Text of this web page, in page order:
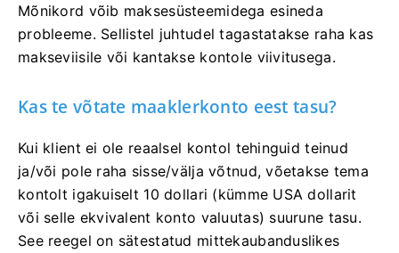
Mõnikord võib maksesüsteemidega esineda
probleeme. Sellistel juhtudel tagastatakse raha kas
makseviisile või kantakse kontole viivitusega.
Kas te võtate maaklerkonto eest tasu?
Kui klient ei ole reaalsel kontol tehinguid teinud
ja/või pole raha sisse/välja võtnud, võetakse tema
kontolt igakuiselt 10 dollari (kümme USA dollarit
või selle ekvivalent konto valuutas) suurune tasu.
See reegel on sätestatud mittekaubanduslikes